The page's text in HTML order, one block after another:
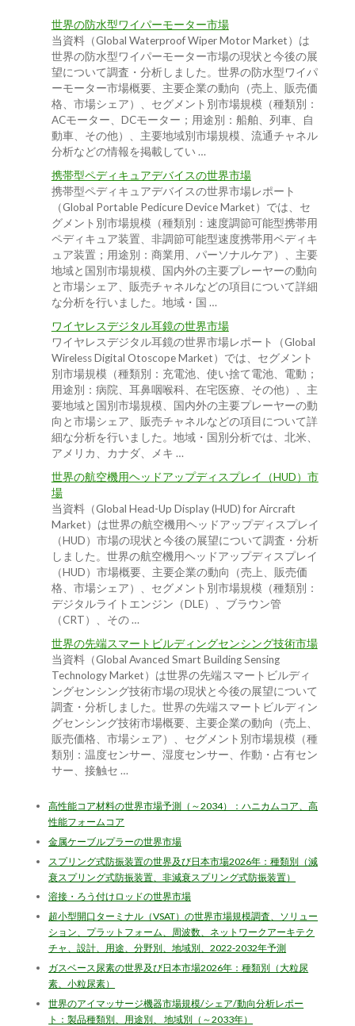
世界の防水型ワイパーモーター市場
当資料（Global Waterproof Wiper Motor Market）は
世界の防水型ワイパーモーター市場の現状と今後の展
望について調査・分析しました。世界の防水型ワイパ
ーモーター市場概要、主要企業の動向（売上、販売価
格、市場シェア）、セグメント別市場規模（種類別：
ACモーター、DCモーター；用途別：船舶、列車、自
動車、その他）、主要地域別市場規模、流通チャネル
分析などの情報を掲載してい …
携帯型ペディキュアデバイスの世界市場
携帯型ペディキュアデバイスの世界市場レポート
（Global Portable Pedicure Device Market）では、セ
グメント別市場規模（種類別：速度調節可能型携帯用
ペディキュア装置、非調節可能型速度携帯用ペディキ
ュア装置；用途別：商業用、パーソナルケア）、主要
地域と国別市場規模、国内外の主要プレーヤーの動向
と市場シェア、販売チャネルなどの項目について詳細
な分析を行いました。地域・国 …
ワイヤレスデジタル耳鏡の世界市場
ワイヤレスデジタル耳鏡の世界市場レポート（Global
Wireless Digital Otoscope Market）では、セグメント
別市場規模（種類別：充電池、使い捨て電池、電動；
用途別：病院、耳鼻咽喉科、在宅医療、その他）、主
要地域と国別市場規模、国内外の主要プレーヤーの動
向と市場シェア、販売チャネルなどの項目について詳
細な分析を行いました。地域・国別分析では、北米、
アメリカ、カナダ、メキ …
世界の航空機用ヘッドアップディスプレイ（HUD）市
場
当資料（Global Head-Up Display (HUD) for Aircraft
Market）は世界の航空機用ヘッドアップディスプレイ
（HUD）市場の現状と今後の展望について調査・分析
しました。世界の航空機用ヘッドアップディスプレイ
（HUD）市場概要、主要企業の動向（売上、販売価
格、市場シェア）、セグメント別市場規模（種類別：
デジタルライトエンジン（DLE）、ブラウン管
（CRT）、その …
世界の先端スマートビルディングセンシング技術市場
当資料（Global Avanced Smart Building Sensing
Technology Market）は世界の先端スマートビルディ
ングセンシング技術市場の現状と今後の展望について
調査・分析しました。世界の先端スマートビルディン
グセンシング技術市場概要、主要企業の動向（売上、
販売価格、市場シェア）、セグメント別市場規模（種
類別：温度センサー、湿度センサー、作動・占有セン
サー、接触セ …
高性能コア材料の世界市場予測（～2034）：ハニカムコア、高
性能フォームコア
金属ケーブルプラーの世界市場
スプリング式防振装置の世界及び日本市場2026年：種類別（減
衰スプリング式防振装置、非減衰スプリング式防振装置）
溶接・ろう付けロッドの世界市場
超小型開口ターミナル（VSAT）の世界市場規模調査、ソリュー
ション、プラットフォーム、周波数、ネットワークアーキテク
チャ、設計、用途、分野別、地域別、2022-2032年予測
ガスベース尿素の世界及び日本市場2026年：種類別（大粒尿
素、小粒尿素）
世界のアイマッサージ機器市場規模/シェア/動向分析レポー
ト：製品種類別、用途別、 地域別（～2033年）